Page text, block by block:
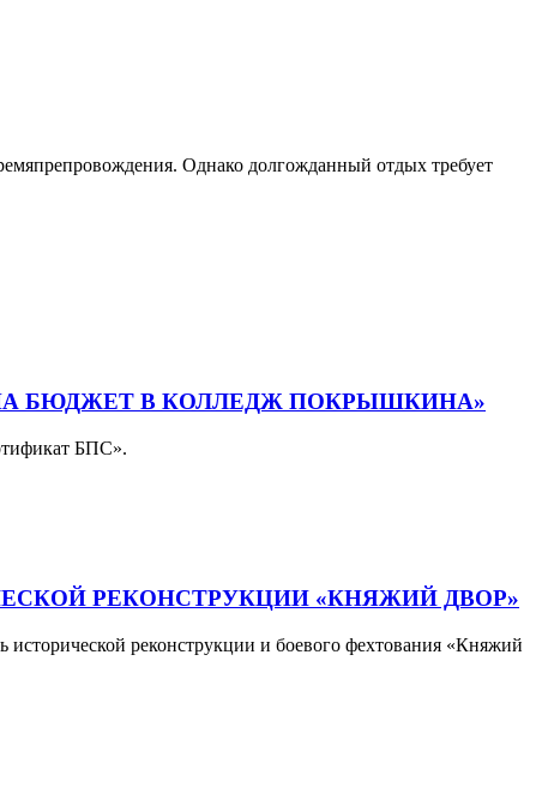
Однако долгожданный отдых требует
БЮДЖЕТ В КОЛЛЕДЖ ПОКРЫШКИНА»
БПС».
РЕКОНСТРУКЦИИ «КНЯЖИЙ ДВОР»
реконструкции и боевого фехтования «Княжий